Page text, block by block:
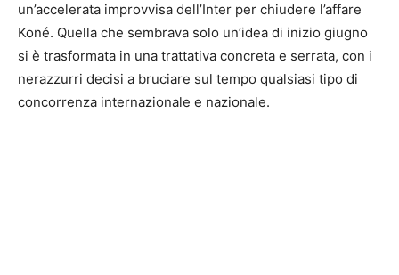
un’accelerata improvvisa dell’Inter per chiudere l’affare
Koné. Quella che sembrava solo un’idea di inizio giugno
si è trasformata in una trattativa concreta e serrata, con i
nerazzurri decisi a bruciare sul tempo qualsiasi tipo di
concorrenza internazionale e nazionale.